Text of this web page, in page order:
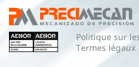
Politique sur
Termes légaux